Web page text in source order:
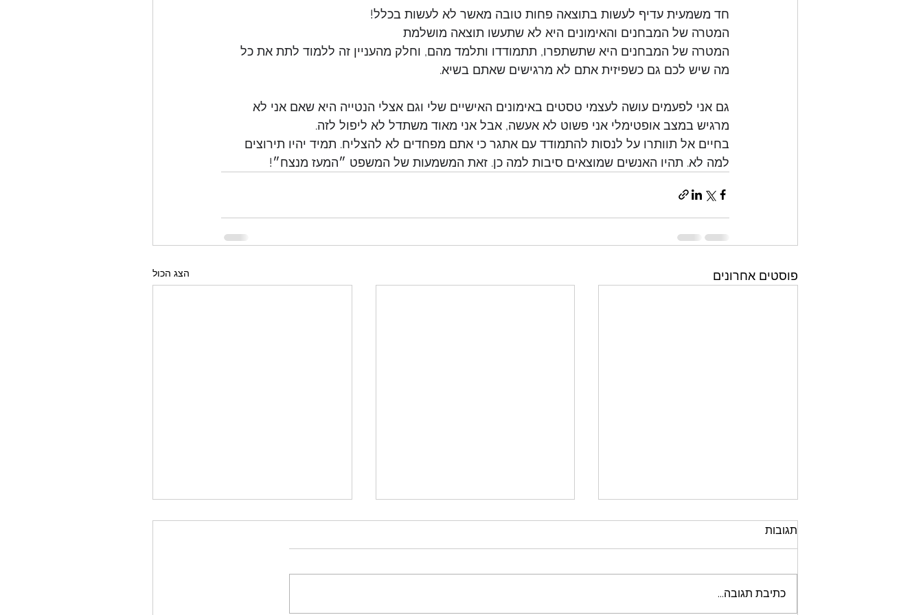
חד משמעית עדיף לעשות בתוצאה פחות טובה מאשר לא לעשות בכלל!
המטרה של המבחנים והאימונים היא לא שתעשו תוצאה מושלמת
המטרה של המבחנים היא שתשתפרו, תתמודדו ותלמד מהם, וחלק מהעניין זה ללמוד לתת את כל
מה שיש לכם גם כשפיזית אתם לא מרגישים שאתם בשיא.
גם אני לפעמים עושה לעצמי טסטים באימונים האישיים שלי וגם אצלי הנטייה היא שאם אני לא
מרגיש במצב אופטימלי אני פשוט לא אעשה, אבל אני מאוד משתדל לא ליפול לזה.
בחיים אל תוותרו על לנסות להתמודד עם אתגר כי אתם מפחדים לא להצליח. תמיד יהיו תירוצים
למה לא. תהיו האנשים שמוצאים סיבות למה כן. זאת המשמעות של המשפט ״המעז מנצח״!
פוסטים אחרונים הצג הכול
תגובות
כתיבת תגובה...